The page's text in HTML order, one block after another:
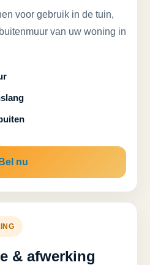
voor gebruik in de tuin,
van uw woning in
Bel nu
& afwerking